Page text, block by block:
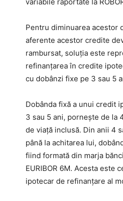
Pentru diminuarea acestor
aferente acestor credite
rambursat, soluția este
refinanțarea în credite
cu dobânzi fixe pe 3 sau 5
Dobânda fixă a unui credit
3 sau 5 ani, pornește de la
de viață inclusă. Din anii 4
până la achitarea lui,
fiind formată din marja
EURIBOR 6M. Acesta este
ipotecar de refinanțare al